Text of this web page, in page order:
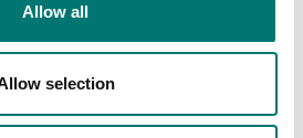
Allow all
selection2mV/V, 6 stegs,
Artikelnr: EPC2M